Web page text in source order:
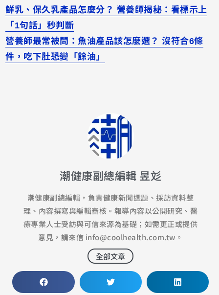
鮮乳、保久乳產品怎麼分？ 營養師揭秘：看標示上
「1句話」秒判斷
營養師最常被問：魚油產品該怎麼選？ 沒符合6條
件，吃下肚恐變「餘油」
潮健康副總編輯 昱彣
潮健康副總編輯，負責健康新聞選題、採訪資料整
理、內容撰寫與編輯審核。報導內容以公開研究、醫
療專業人士受訪與可信來源為基礎；如需更正或提供
意見，請來信 info@coolhealth.com.tw 。
全部文章